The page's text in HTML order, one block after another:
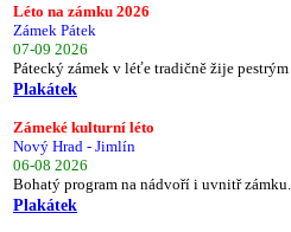
Léto na zámku 2026
Zámek Pátek
07-09 2026
Pátecký zámek v léťe tradičně žije pestrým
Plakátek
Zámeké kulturní léto
Nový Hrad - Jimlín
06-08 2026
Bohatý program na nádvoří i uvnitř zámku.
Plakátek